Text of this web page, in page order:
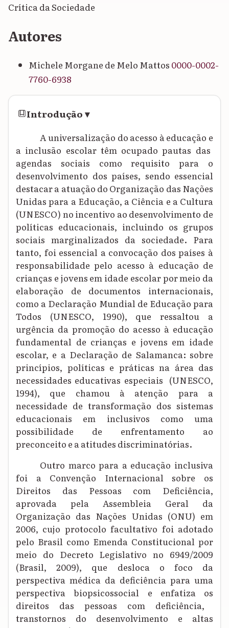
Crítica da Sociedade
Autores
Michele Morgane de Melo Mattos 0000-0002-
7760-6938
Introdução▾
A universalização do acesso à educação e
a inclusão escolar têm ocupado pautas das
agendas sociais como requisito para o
desenvolvimento dos países, sendo essencial
destacar a atuação do Organização das Nações
Unidas para a Educação, a Ciência e a Cultura
(UNESCO) no incentivo ao desenvolvimento de
políticas educacionais, incluindo os grupos
sociais marginalizados da sociedade. Para
tanto, foi essencial a convocação dos países à
responsabilidade pelo acesso à educação de
crianças e jovens em idade escolar por meio da
elaboração de documentos internacionais,
como a Declaração Mundial de Educação para
Todos (UNESCO, 1990), queressaltou a
urgência da promoção do acesso à educação
fundamental de crianças e jovens em idade
escolar, e a Declaração de Salamanca: sobre
princípios, políticas e práticas na área das
necessidades educativas especiais (UNESCO,
1994), que chamou à atenção para a
necessidade de transformação dos sistemas
educacionais em inclusivos como uma
possibilidade de enfrentamento ao
preconceito e a atitudes discriminatórias.
Outro marco para a educação inclusiva
foi a Convenção Internacional sobre os
Direitos das Pessoas com Deficiência,
aprovada pela Assembleia Geral da
Organização das Nações Unidas (ONU) em
2006, cujo protocolo facultativo foi adotado
pelo Brasil como Emenda Constitucional por
meio do Decreto Legislativo no 6949/2009
(Brasil, 2009), que desloca o foco da
perspectiva médica da deficiência para uma
perspectiva biopsicossocial e enfatiza os
direitos das pessoas com deficiência,
transtornos do desenvolvimento e altas